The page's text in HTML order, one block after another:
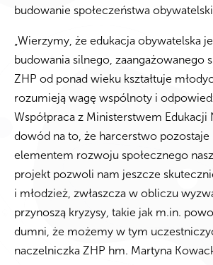
budowanie społeczeństwa
„Wierzymy, że edukacja obywatelska
budowania silnego, zaangażowanego
ZHP od ponad wieku kształtuje
rozumieją wagę wspólnoty i
Współpraca z Ministerstwem
dowód na to, że harcerstwo pozostaje
elementem rozwoju społecznego
projekt pozwoli nam jeszcze
i młodzież, zwłaszcza w obliczu
przynoszą kryzysy, takie jak m.in.
dumni, że możemy w tym
naczelniczka ZHP hm. Martyna